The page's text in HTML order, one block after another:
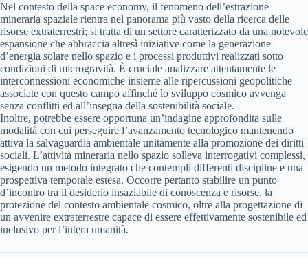
Nel contesto della space economy, il fenomeno dell’estrazione
mineraria spaziale rientra nel panorama più vasto della ricerca delle
risorse extraterrestri; si tratta di un settore caratterizzato da una notevole
espansione che abbraccia altresì iniziative come la generazione
d’energia solare nello spazio e i processi produttivi realizzati sotto
condizioni di microgravità. È cruciale analizzare attentamente le
interconnessioni economiche insieme alle ripercussioni geopolitiche
associate con questo campo affinché lo sviluppo cosmico avvenga
senza conflitti ed all’insegna della sostenibilità sociale.
Inoltre, potrebbe essere opportuna un’indagine approfondita sulle
modalità con cui perseguire l’avanzamento tecnologico mantenendo
attiva la salvaguardia ambientale unitamente alla promozione dei diritti
sociali. L’attività mineraria nello spazio solleva interrogativi complessi,
esigendo un metodo integrato che contempli differenti discipline e una
prospettiva temporale estesa. Occorre pertanto stabilire un punto
d’incontro tra il desiderio insaziabile di conoscenza e risorse, la
protezione del contesto ambientale cosmico, oltre alla progettazione di
un avvenire extraterrestre capace di essere effettivamente sostenibile ed
inclusivo per l’intera umanità.